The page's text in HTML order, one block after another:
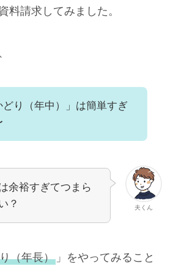
料請求してみました。
どり（年中）」は簡単すぎ
夫くん
余裕すぎてつまら
？
（年長）」をやってみること